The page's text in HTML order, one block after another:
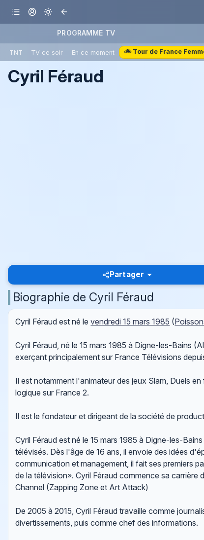
PROGRAMME TV
TNT TV ce soir En ce moment 🚲 Tour de France
Cyril Féraud
Partager
Biographie de Cyril Féraud
Cyril Féraud est né levendredi 15 mars 1985 (
Cyril Féraud, né le 15 mars 1985 à Digne-les-Bains
exerçant principalement sur France Télévisions
Il est notamment l'animateur des jeux Slam, Duels
logique sur France 2.
Il est le fondateur et dirigeant de la société de
Cyril Féraud est né le 15 mars 1985 à Digne-les-
télévisés. Dès l'âge de 16 ans, il envoie des idées
communication et management, il fait ses premiers
de la télévision». Cyril Féraud commence sa
Channel (Zapping Zone et Art Attack)
De 2005 à 2015, Cyril Féraud travaille comme
divertissements, puis comme chef des informations.